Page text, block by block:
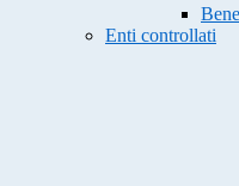
Enti controllati